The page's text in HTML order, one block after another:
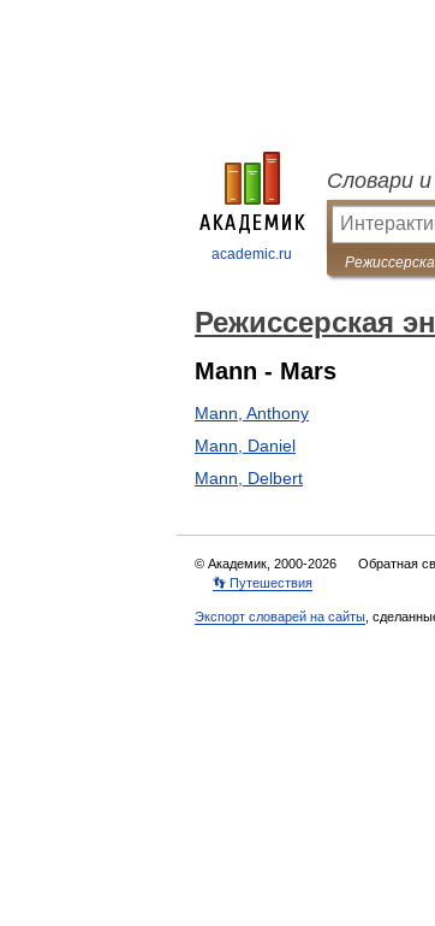
academic.ru
Словари
Режиссерская
Mann - Mars
Mann, Anthony
Mann, Daniel
Mann, Delbert
© Академик, 2000-2026 Обратная
👣 Путешествия
Экспорт словарей на сайты ,